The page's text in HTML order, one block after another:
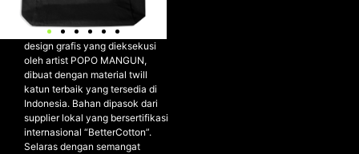
HOME GROWN
Tote Bag edisi terbatas dengan
design grafis yang dieksekusi
oleh artist POPO MANGUN,
dibuat dengan material twill
katun terbaik yang tersedia di
Indonesia. Bahan dipasok dari
supplier lokal yang bersertifikasi
internasional “BetterCotton”.
Selaras dengan semangat